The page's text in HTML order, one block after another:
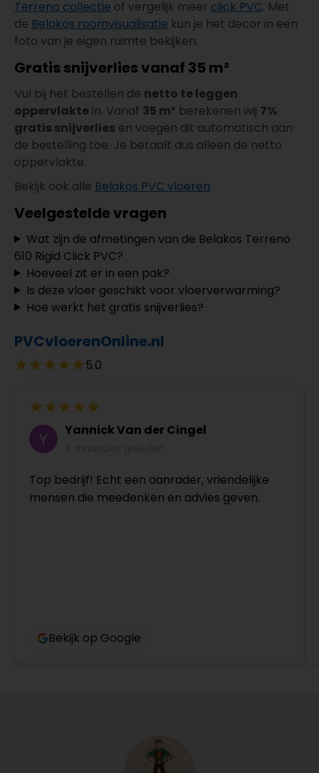
Terreno collectie of vergelijk meer click PVC. Met
de Belakos roomvisualisatie kun je het decor in een
foto van je eigen ruimte bekijken.
Gratis snijverlies vanaf 35 m²
Vul bij het bestellen de netto te leggen
oppervlakte in. Vanaf 35 m² berekenen wij 7%
gratis snijverlies en voegen dit automatisch aan
de bestelling toe. Je betaalt dus alleen de netto
oppervlakte.
Bekijk ook alle Belakos PVC vloeren.
Veelgestelde vragen
Wat zijn de afmetingen van de Belakos Terreno
610 Rigid Click PVC?
Hoeveel zit er in een pak?
Is deze vloer geschikt voor vloerverwarming?
Hoe werkt het gratis snijverlies?
PVCvloerenOnline.nl
5.0
Yannick Van der Cingel
Top bedrijf! Echt een aanrader, vriendelijke
mensen die meedenken en advies geven.
Bekijk op Google